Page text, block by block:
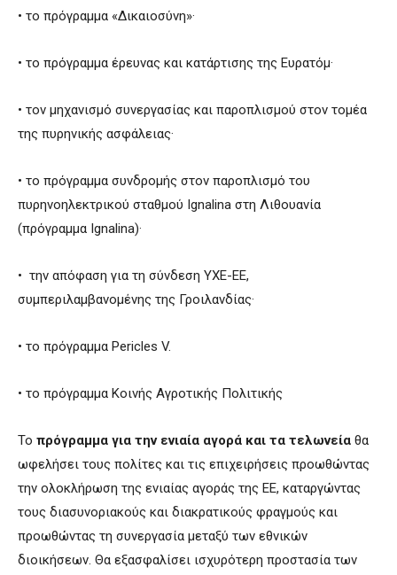
• το πρόγραμμα «Δικαιοσύνη»·
• το πρόγραμμα έρευνας και κατάρτισης της Ευρατόμ·
• τον μηχανισμό συνεργασίας και παροπλισμού στον τομέα
της πυρηνικής ασφάλειας·
• το πρόγραμμα συνδρομής στον παροπλισμό του
πυρηνοηλεκτρικού σταθμού Ignalina στη Λιθουανία
(πρόγραμμα Ignalina)·
• την απόφαση για τη σύνδεση ΥΧΕ-ΕΕ,
συμπεριλαμβανομένης της Γροιλανδίας·
• το πρόγραμμα Pericles V.
• το πρόγραμμα Κοινής Αγροτικής Πολιτικής
Το πρόγραμμα για την ενιαία αγορά και τα τελωνεία θα
ωφελήσει τους πολίτες και τις επιχειρήσεις προωθώντας
την ολοκλήρωση της ενιαίας αγοράς της ΕΕ, καταργώντας
τους διασυνοριακούς και διακρατικούς φραγμούς και
προωθώντας τη συνεργασία μεταξύ των εθνικών
διοικήσεων. Θα εξασφαλίσει ισχυρότερη προστασία των